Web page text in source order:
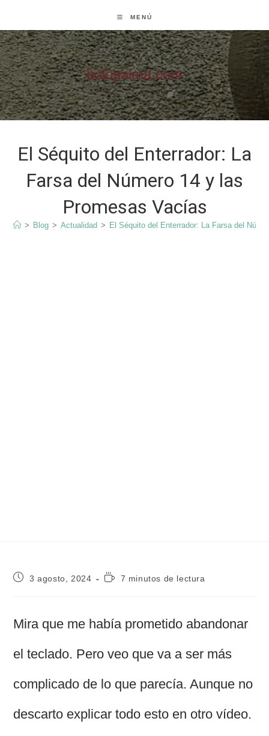
al
contenido
MENÚ
bolopalma.com
El Séquito del Enterrador: La
Farsa del Número 14 y las
Promesas Vacías
> Blog > Actualidad > El Séquito del Enterrador: La Farsa del
Publicación
3 agosto, 2024
Tiempo7 minutos de lectura
Mira que me había prometido abandonar
el teclado. Pero veo que va a ser más
complicado de lo que parecía. Aunque no
descarto explicar todo esto en otro vídeo.